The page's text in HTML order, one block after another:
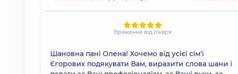
Враження від лікаря
Шановна пані Олена! Хочемо від усієї сім‘ї
Єгорових подякувати Вам, виразити слова шани і